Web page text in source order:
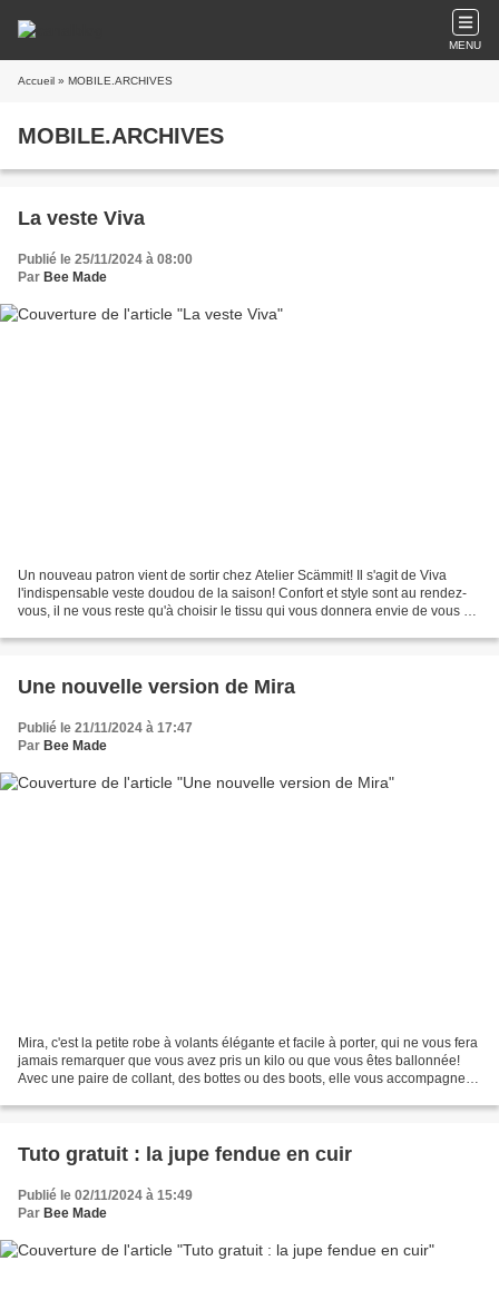
MENU
Accueil » MOBILE.ARCHIVES
MOBILE.ARCHIVES
La veste Viva
Publié le 25/11/2024 à 08:00
Par Bee Made
Un nouveau patron vient de sortir chez Atelier Scämmit! Il s'agit de Viva
l'indispensable veste doudou de la saison! Confort et style sont au rendez-
vous, il ne vous reste qu'à choisir le tissu qui vous donnera envie de vous y
Une nouvelle version de Mira
Publié le 21/11/2024 à 17:47
Par Bee Made
Mira, c'est la petite robe à volants élégante et facile à porter, qui ne vous fera
jamais remarquer que vous avez pris un kilo ou que vous êtes ballonnée!
Avec une paire de collant, des bottes ou des boots, elle vous accompagnera
Tuto gratuit : la jupe fendue en cuir
Publié le 02/11/2024 à 15:49
Par Bee Made